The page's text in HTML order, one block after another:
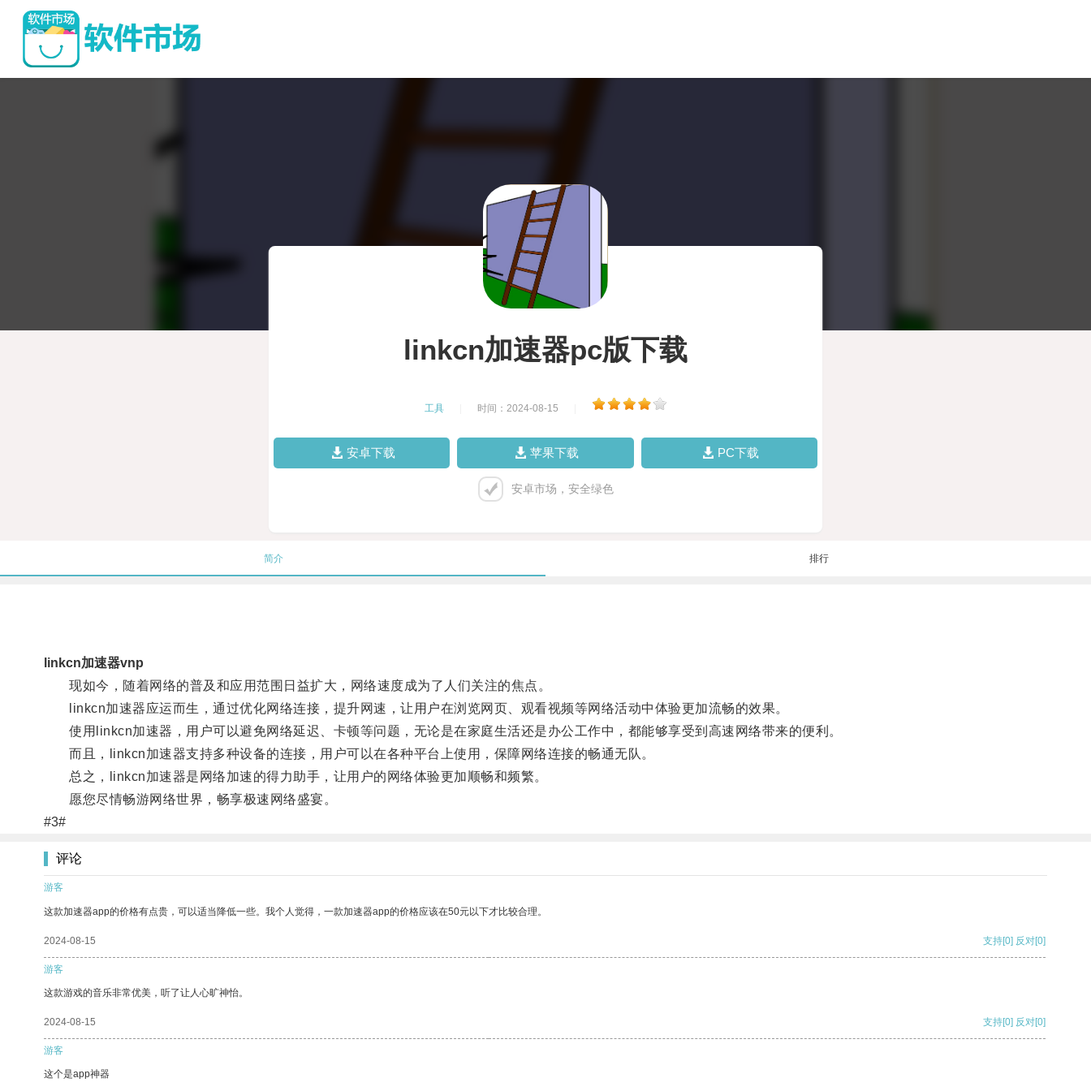
linkcn加速器pc版下载
工具 时间：2024-08-15
安卓下载 苹果下载 PC下载
安卓市场，安全绿色
简介 排行
linkcn加速器vnp
现如今，随着网络的普及和应用范围日益扩大，网络速度成为了人们关注的焦点。
linkcn加速器应运而生，通过优化网络连接，提升网速，让用户在浏览网页、观看视频等网络活动中体验更加流畅的效果。
使用linkcn加速器，用户可以避免网络延迟、卡顿等问题，无论是在家庭生活还是办公工作中，都能够享受到高速网络带来的便利。
而且，linkcn加速器支持多种设备的连接，用户可以在各种平台上使用，保障网络连接的畅通无队。
总之，linkcn加速器是网络加速的得力助手，让用户的网络体验更加顺畅和频繁。
愿您尽情畅游网络世界，畅享极速网络盛宴。
#3#
评论
游客
这款加速器app的价格有点贵，可以适当降低一些。我个人觉得，一款加速器app的价格应该在50元以下才比较合理。
2024-08-15 支持[0] 反对[0]
游客
这款游戏的音乐非常优美，听了让人心旷神怡。
2024-08-15 支持[0] 反对[0]
游客
这个是app神器